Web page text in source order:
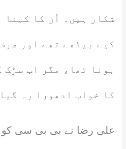
شکار ہیں۔ اُن کا کہنا
کیے بیٹھے تھے اور
ہونا تھا، مگر اب
کا خواب ادھورا رہ
علی رضا نے بی بی سی کو